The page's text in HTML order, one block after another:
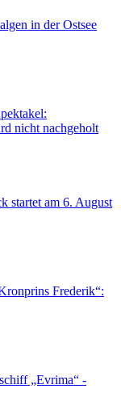
in der Ostsee
nicht nachgeholt
startet am 6. August
Frederik“:
„Evrima“ -